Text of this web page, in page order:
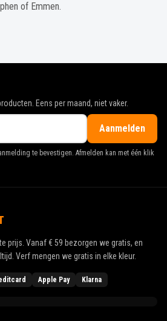
of Emmen.
Eens per maand, niet vaker.
Aanmelden
te bevestigen. Afmelden kan met één klik
prijs. Vanaf€ 59 bezorgen we gratis, en
Verf mengen we gratis in elke kleur.
Apple Pay Klarna